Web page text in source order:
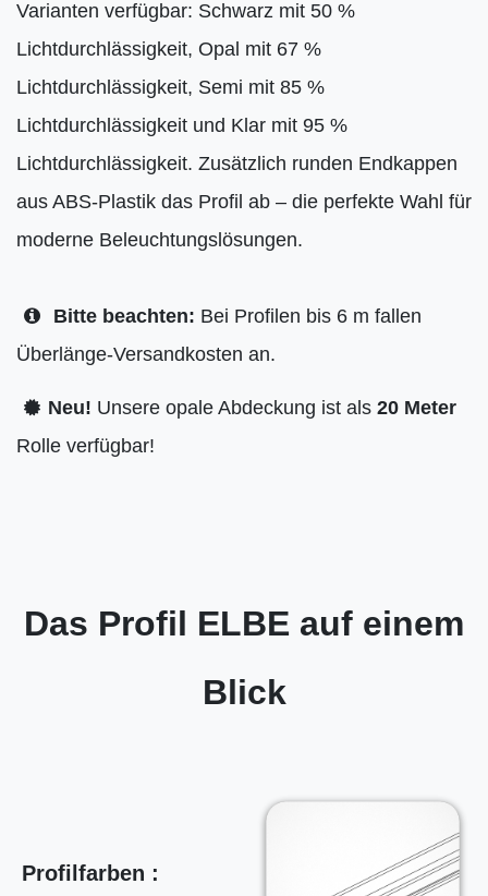
Varianten verfügbar: Schwarz mit 50 %
Lichtdurchlässigkeit, Opal mit 67 %
Lichtdurchlässigkeit, Semi mit 85 %
Lichtdurchlässigkeit und Klar mit 95 %
Lichtdurchlässigkeit. Zusätzlich runden Endkappen
aus ABS-Plastik das Profil ab – die perfekte Wahl für
moderne Beleuchtungslösungen.
Bitte beachten: Bei Profilen bis 6 m fallen
Überlänge-Versandkosten an.
Neu! Unsere opale Abdeckung ist als 20 Meter
Rolle verfügbar!
Das Profil ELBE auf einem
Blick
Profilfarben :